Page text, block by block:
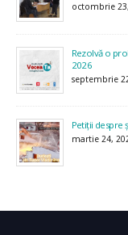
octombrie
Rezolvă o
2026
septembrie
Petiții despre
martie 24,